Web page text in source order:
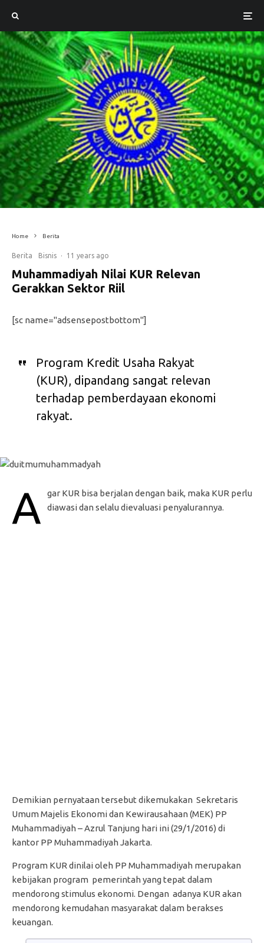
Home Berita
Berita Bisnis · 11 years ago
Muhammadiyah Nilai KUR Relevan
Gerakkan Sektor Riil
[sc name="adsensepostbottom"]
Program Kredit Usaha Rakyat
(KUR), dipandang sangat relevan
terhadap pemberdayaan ekonomi
rakyat.
A
gar KUR bisa berjalan dengan baik, maka KUR perlu
diawasi dan selalu dievaluasi penyalurannya.
Demikian pernyataan tersebut dikemukakan Sekretaris
Umum Majelis Ekonomi dan Kewirausahaan (MEK) PP
Muhammadiyah – Azrul Tanjung hari ini (29/1/2016) di
kantor PP Muhammadiyah Jakarta.
Program KUR dinilai oleh PP Muhammadiyah merupakan
kebijakan program pemerintah yang tepat dalam
mendorong stimulus ekonomi. Dengan adanya KUR akan
mendorong kemudahan masyarakat dalam berakses
keuangan.